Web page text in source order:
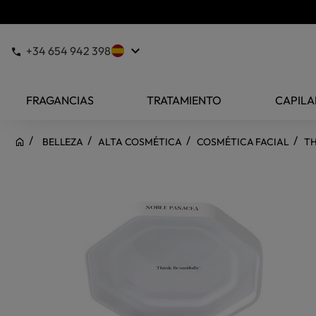
+34 654 942 398 keyboard_arrow_down
FRAGANCIAS TRATAMIENTO
BELLEZA ALTA COSMÉTICA COSMÉTICA FACIAL